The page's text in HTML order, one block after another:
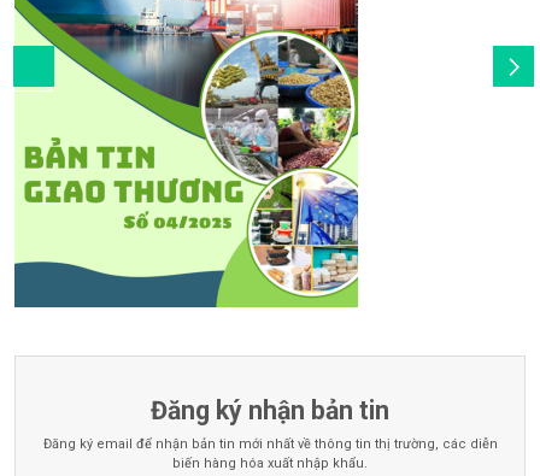
Đăng ký nhận bản tin
Đăng ký email để nhận bản tin mới nhất về thông tin thị trường, các diễn
biến hàng hóa xuất nhập khẩu.